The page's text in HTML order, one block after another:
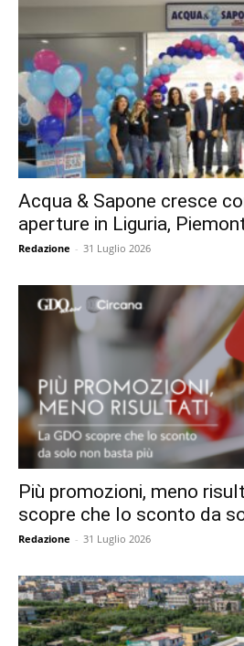
Acqua & Sapone cresce
aperture in Liguria,
Redazione - 31 Luglio 2026
Più promozioni, meno
scopre che lo sconto da
Redazione - 31 Luglio 2026